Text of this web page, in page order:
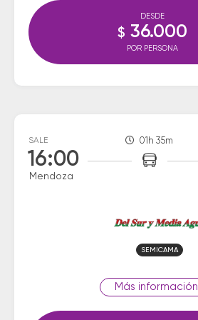
DESDE
$ 36.000
POR PERSONA
SALE
16:00
Mendoza
01h 35m
SEMICAMA
información